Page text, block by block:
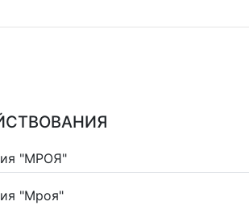
"МРОЯ"
"Мроя"